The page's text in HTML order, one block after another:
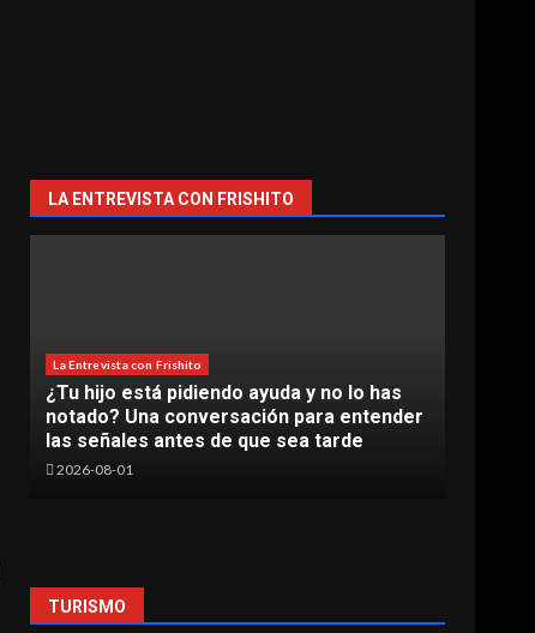
LA ENTREVISTA CON FRISHITO
La Entrevista con Frishito
¿Tu hijo está pidiendo ayuda y no lo has
notado? Una conversación para entender
las señales antes de que sea tarde
2026-08-01
TURISMO